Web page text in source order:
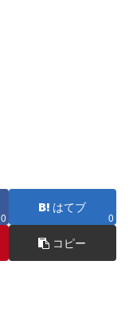
0
はてブ
0
コピー